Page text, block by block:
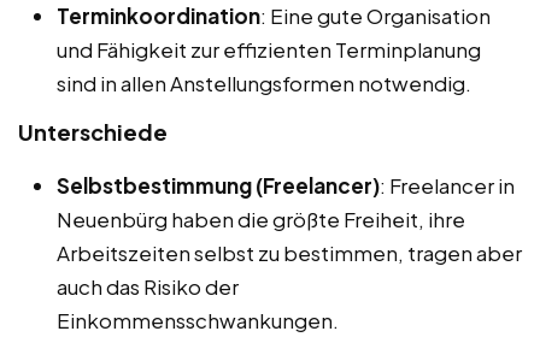
Terminkoordination: Eine gute Organisation
und Fähigkeit zur effizienten Terminplanung
sind in allen Anstellungsformen notwendig.
Unterschiede
Selbstbestimmung (Freelancer): Freelancer in
Neuenbürg haben die größte Freiheit, ihre
Arbeitszeiten selbst zu bestimmen, tragen aber
auch das Risiko der
Einkommensschwankungen.